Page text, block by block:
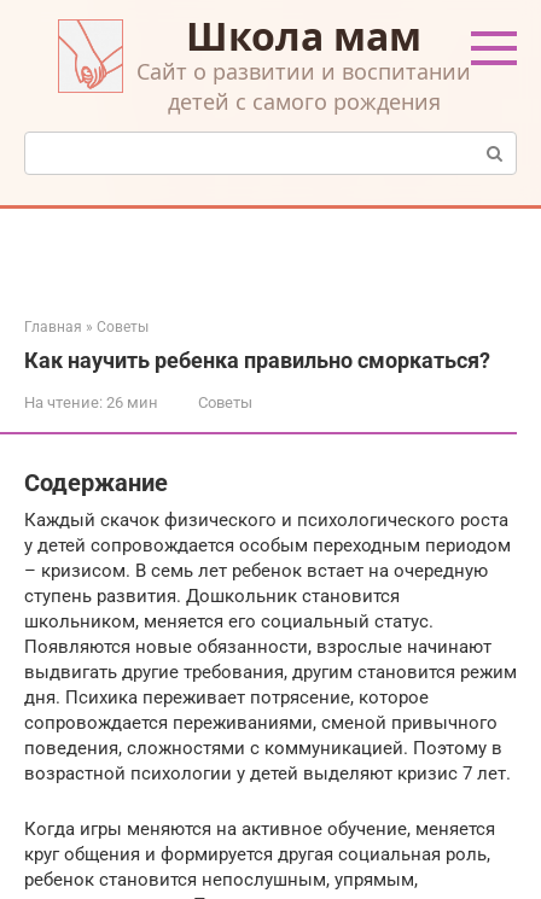
контенту
Школа мам
Cайт о развитии и воспитании
детей с самого рождения
Поиск:
Главная » Советы
Как научить ребенка правильно сморкаться?
На чтение: 26 мин Советы
Содержание
Каждый скачок физического и психологического роста
у детей сопровождается особым переходным периодом
– кризисом. В семь лет ребенок встает на очередную
ступень развития. Дошкольник становится
школьником, меняется его социальный статус.
Появляются новые обязанности, взрослые начинают
выдвигать другие требования, другим становится режим
дня. Психика переживает потрясение, которое
сопровождается переживаниями, сменой привычного
поведения, сложностями с коммуникацией. Поэтому в
возрастной психологии у детей выделяют кризис 7 лет.
Когда игры меняются на активное обучение, меняется
круг общения и формируется другая социальная роль,
ребенок становится непослушным, упрямым,